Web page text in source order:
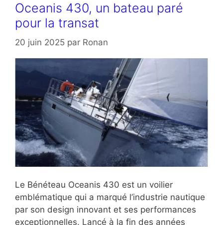
Oceanis 430, un bateau paré
pour la transat
20 juin 2025 par Ronan
Le Bénéteau Oceanis 430 est un voilier
emblématique qui a marqué l’industrie nautique
par son design innovant et ses performances
exceptionnelles. Lancé à la fin des années